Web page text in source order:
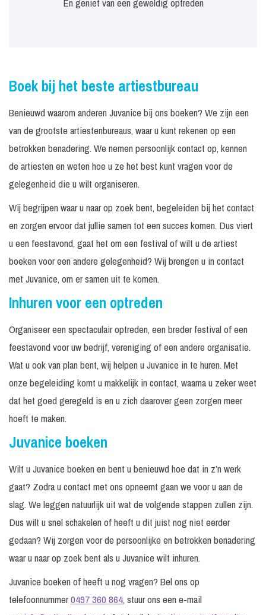
En geniet van een geweldig optreden
Boek bij het beste artiestbureau
Benieuwd waarom anderen Juvanice bij ons boeken? We zijn een
van de grootste artiestenbureaus, waar u kunt rekenen op een
betrokken benadering. We nemen persoonlijk contact op, kennen
de artiesten en weten hoe u ze het best kunt vragen voor de
gelegenheid die u wilt organiseren.
Wij begrijpen waar u naar op zoek bent, begeleiden bij het contact
en zorgen ervoor dat jullie samen tot een succes komen. Dus viert
u een feestavond, gaat het om een festival of wilt u de artiest
boeken voor een andere gelegenheid? Wij brengen u in contact
met Juvanice, om er samen uit te komen.
Inhuren voor een optreden
Organiseer een spectaculair optreden, een breder festival of een
feestavond voor uw bedrijf, vereniging of een andere organisatie.
Wat u ook van plan bent, wij helpen u Juvanice in te huren. Met
onze begeleiding komt u makkelijk in contact, waarna u zeker weet
dat het goed geregeld is en u zich daarover geen zorgen meer
hoeft te maken.
Juvanice boeken
Wilt u Juvanice boeken en bent u benieuwd hoe dat in z’n werk
gaat? Zodra u contact met ons opneemt gaan we voor u aan de
slag. We leggen natuurlijk uit wat de volgende stappen zullen zijn.
Dus wilt u snel schakelen of heeft u dit juist nog niet eerder
gedaan? Wij zorgen voor de persoonlijke en betrokken benadering
waar u naar op zoek bent als u Juvanice wilt inhuren.
Juvanice boeken of heeft u nog vragen? Bel ons op
telefoonnummer0497 360 864, stuur ons een e-mail